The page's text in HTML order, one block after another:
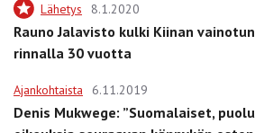
Lähetys 8.1.2020
Rauno Jalavisto kulki Kiinan
rinnalla 30 vuotta
Ajankohtaista 6.11.2019
Denis Mukwege: ”Suomalaiset,